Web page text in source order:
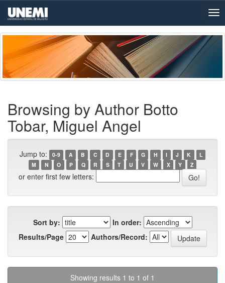
Skip
navigation
Browsing by Author Botto
Tobar, Miguel Angel
Jump to: 0-9 A B C D E F G H I J K
L
M
N O P Q R S T U V W X Y Z
or enter first few letters:
Sort by:
In order:
Results/Page
Authors/Record:
Showing results 1 to 1 of 1